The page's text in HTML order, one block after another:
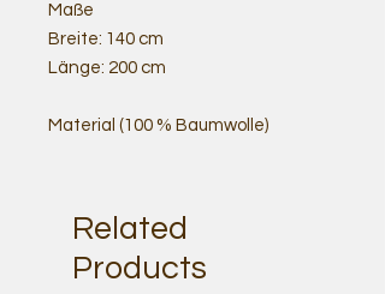
Maße
Breite: 140 cm
Länge: 200 cm
Material (100 % Baumwolle)
Related
Products